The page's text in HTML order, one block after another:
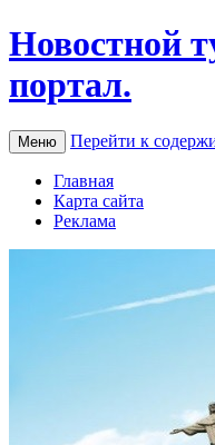
Новостной
портал.
Меню Перейти к
Главная
Карта сайта
Реклама